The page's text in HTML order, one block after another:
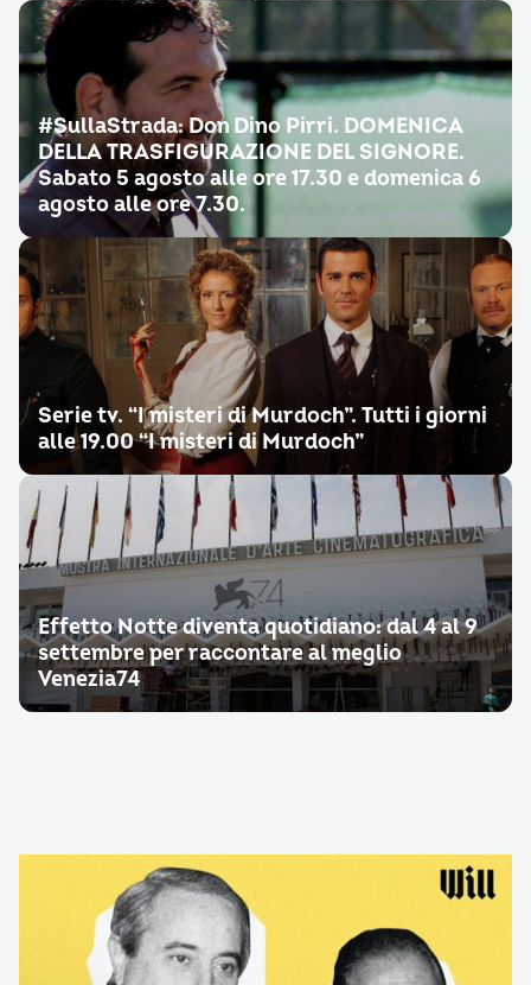
#SullaStrada: Don Dino Pirri. DOMENICA
DELLA TRASFIGURAZIONE DEL SIGNORE.
Sabato 5 agosto alle ore 17.30 e domenica 6
agosto alle ore 7.30.
Serie tv. “I misteri di Murdoch”. Tutti i giorni
alle 19.00 “I misteri di Murdoch”
Effetto Notte diventa quotidiano: dal 4 al 9
settembre per raccontare al meglio
Venezia74